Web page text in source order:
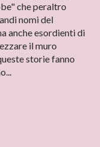
che peraltro
nomi del
anche esordienti di
il muro
storie fanno